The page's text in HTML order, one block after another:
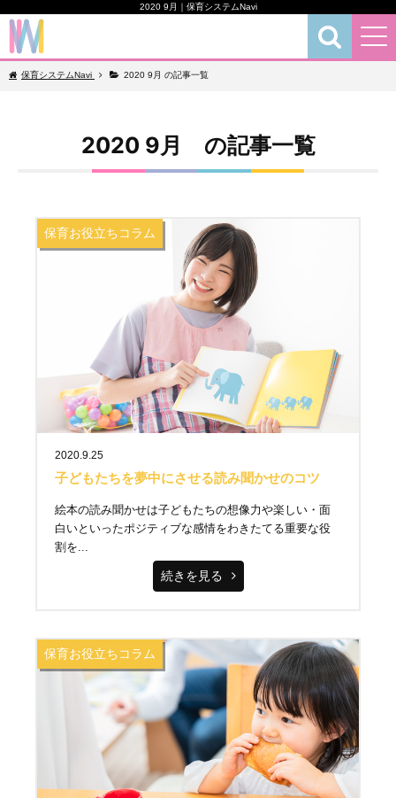
2020 9月｜保育システムNavi
保育システムNavi 2020 9月 の記事一覧
2020 9月 の記事一覧
2020.9.25
子どもたちを夢中にさせる読み聞かせのコツ
絵本の読み聞かせは子どもたちの想像力や楽しい・面
白いといったポジティブな感情をわきたてる重要な役
割を...
続きを見る
保育お役立ちコラム
保育お役立ちコラム
保育お役立ちコラム